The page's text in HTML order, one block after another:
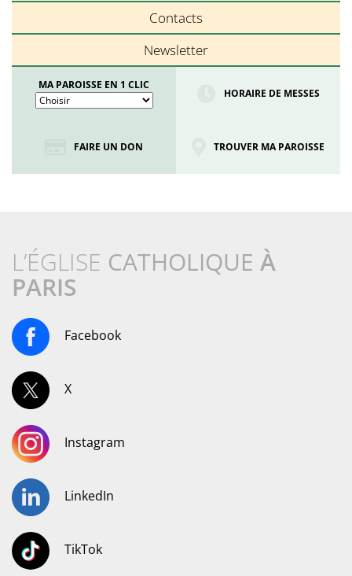
Contacts
Newsletter
MA PAROISSE EN 1 CLIC
HORAIRE DE MESSES
FAIRE UN DON TROUVER MA PAROISSE
L’ÉGLISE CATHOLIQUE À
PARIS
Facebook
X
Instagram
LinkedIn
TikTok